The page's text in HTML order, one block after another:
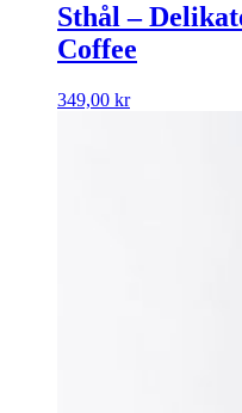
Sthål –
Coffee
349,00 kr